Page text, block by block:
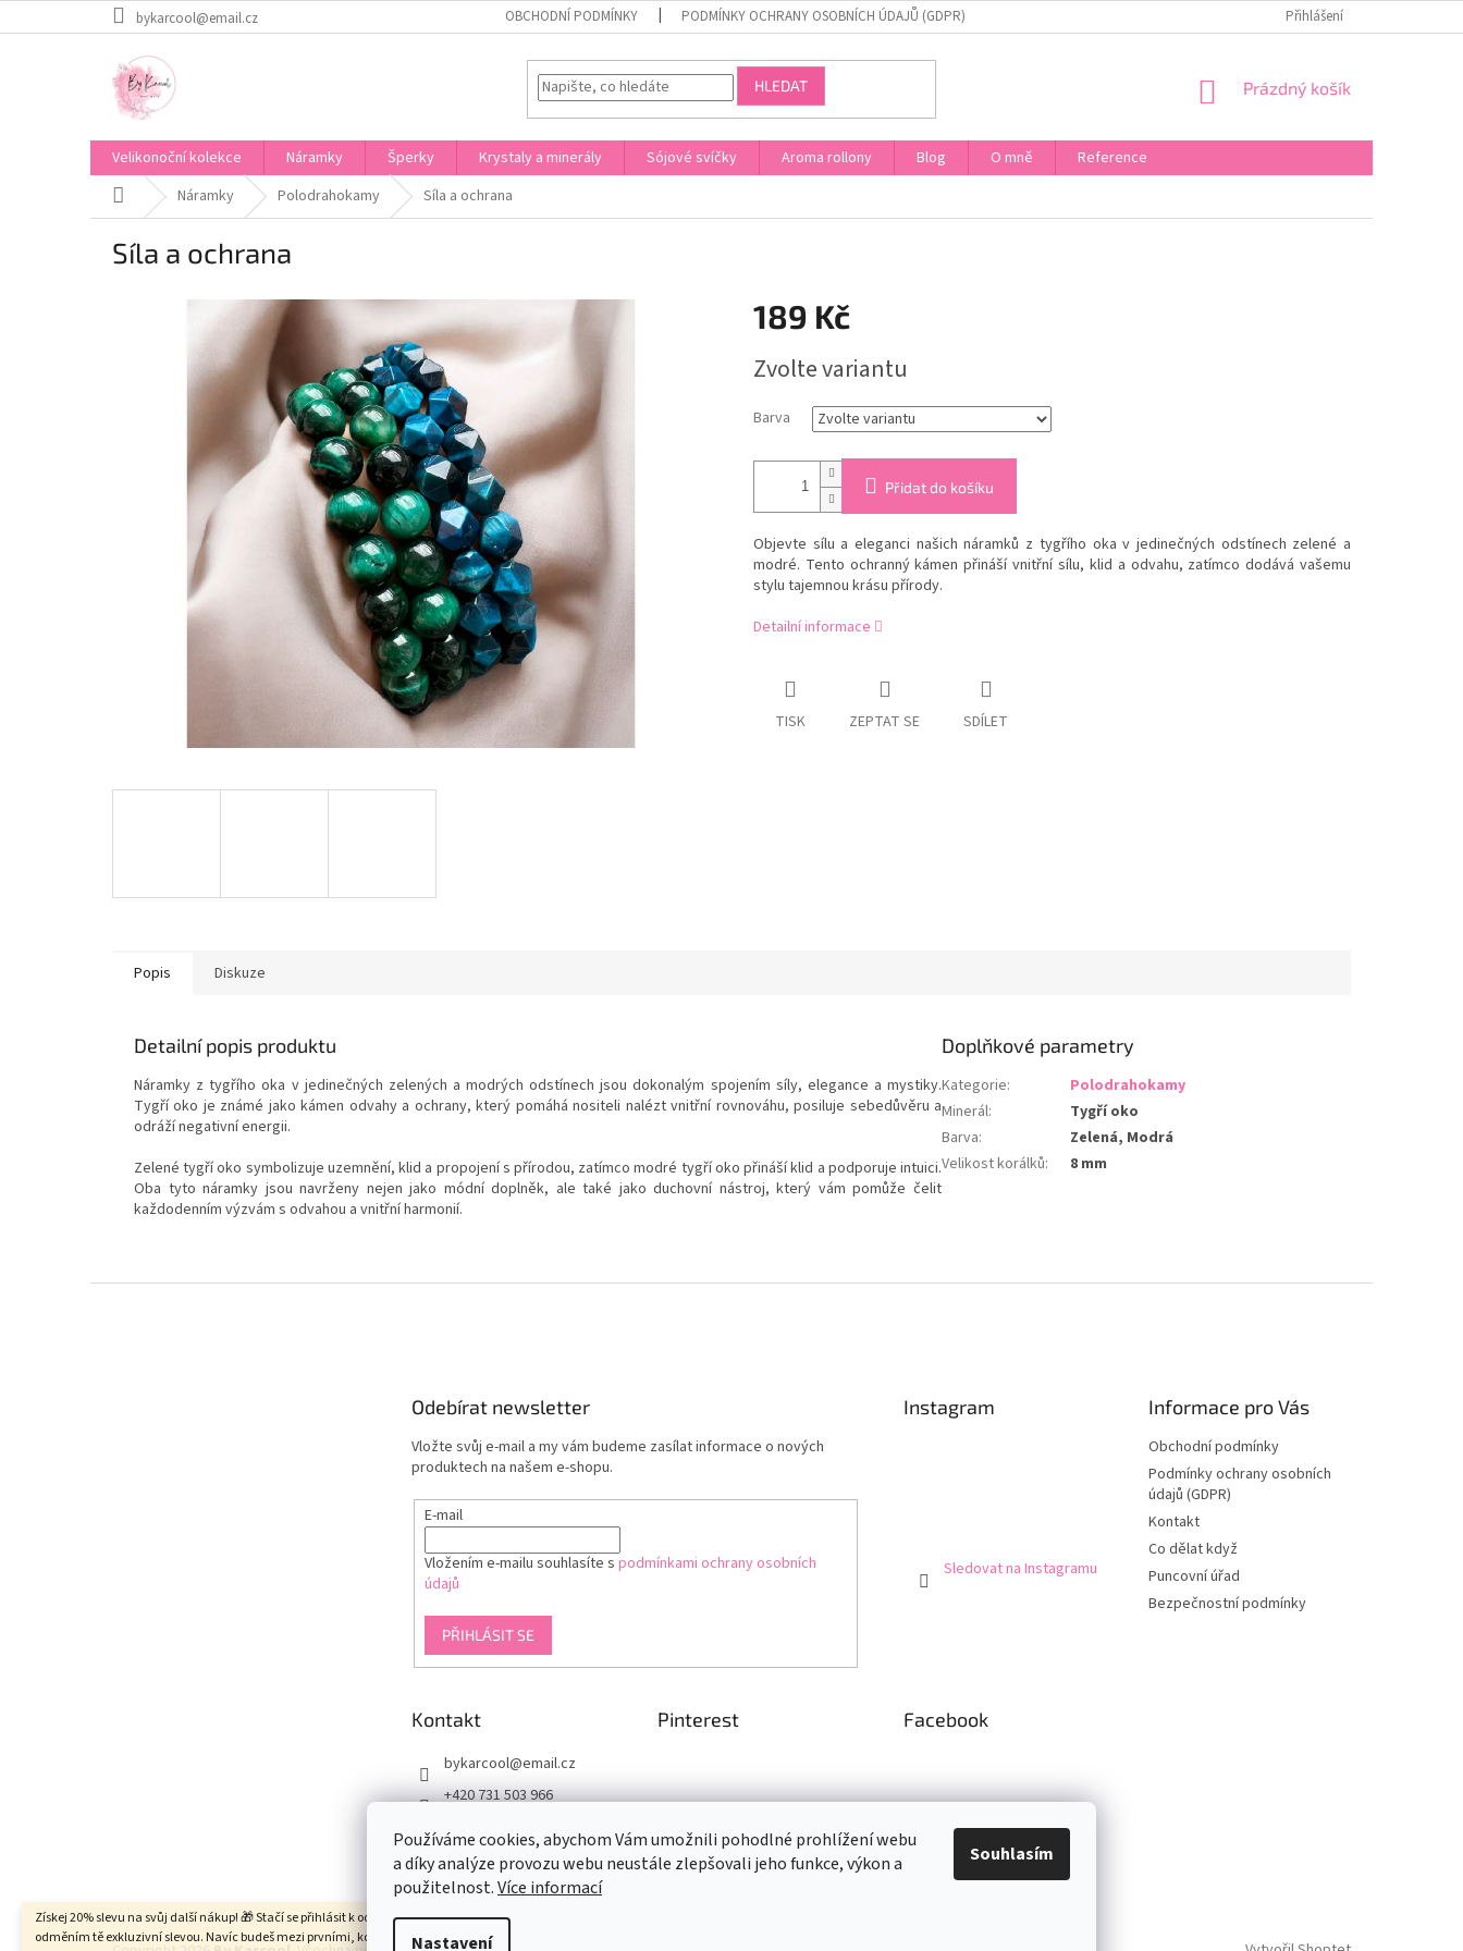
Používáme cookies, abychom Vám umožnili pohodlné prohlížení webu
a díky analýze provozu webu neustále zlepšovali jeho funkce, výkon a
použitelnost.Více informací
Nastavení
Souhlasím
na
Získej 20% slevu na svůj další nákup! 🎁 Stačí se přihlásit k odběru newsletteru a
odměním tě exkluzivní slevou. Navíc budeš mezi prvními, kdo se dozví o novinkách,
bykarcool@email.cz OBCHODNÍ PODMÍNKY PODMÍNKY OCHRANY OSOBNÍCH ÚDAJŮ (GDPR) PUNCOVNÍ ÚŘAD
Přihlášení
HLEDAT
NÁKUPNÍ
Prázdný košík
Velikonoční kolekce Náramky Šperky Krystaly a minerály Sójové svíčky Aroma rollony Blog O mně
Reference
Domů Náramky Polodrahokamy Síla a ochrana
Síla a ochrana
189 Kč
cena:
Zvolte variantu
Barva
Přidat do košíku
Objevte sílu a eleganci našich náramků z tygřího oka v jedinečných odstínech zelené a
modré. Tento ochranný kámen přináší vnitřní sílu, klid a odvahu, zatímco dodává vašemu
stylu tajemnou krásu přírody.
Detailní informace
TISK ZEPTAT SE SDÍLET
Popis Diskuze
Detailní popis produktu
Náramky z tygřího oka v jedinečných zelených a modrých odstínech jsou dokonalým spojením síly, elegance a mystiky.
Tygří oko je známé jako kámen odvahy a ochrany, který pomáhá nositeli nalézt vnitřní rovnováhu, posiluje sebedůvěru a
odráží negativní energii.
Zelené tygří oko symbolizuje uzemnění, klid a propojení s přírodou, zatímco modré tygří oko přináší klid a podporuje intuici.
Oba tyto náramky jsou navrženy nejen jako módní doplněk, ale také jako duchovní nástroj, který vám pomůže čelit
každodenním výzvám s odvahou a vnitřní harmonií.
Doplňkové parametry
Kategorie:
Polodrahokamy
Minerál:
Tygří oko
Barva:
Zelená, Modrá
Velikost korálků: 8 mm
Odebírat newsletter
Vložte svůj e-mail a my vám budeme zasílat informace o nových
produktech na našem e-shopu.
E-mail
Vložením e-mailu souhlasíte s podmínkami ochrany osobních
údajů
PŘIHLÁSIT SE
Instagram
Sledovat na Instagramu
Informace pro Vás
Obchodní podmínky
Podmínky ochrany osobních
údajů (GDPR)
Kontakt
Co dělat když
Puncovní úřad
Bezpečnostní podmínky
Kontakt
bykarcool@email.cz
+420 731 503 966
rcool
@by.karcool
Pinterest Facebook